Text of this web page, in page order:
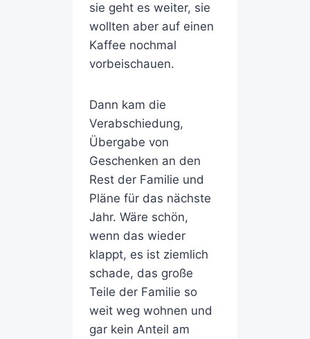
sie geht es weiter, sie
wollten aber auf einen
Kaffee nochmal
vorbeischauen.
Dann kam die
Verabschiedung,
Übergabe von
Geschenken an den
Rest der Familie und
Pläne für das nächste
Jahr. Wäre schön,
wenn das wieder
klappt, es ist ziemlich
schade, das große
Teile der Familie so
weit weg wohnen und
gar kein Anteil am